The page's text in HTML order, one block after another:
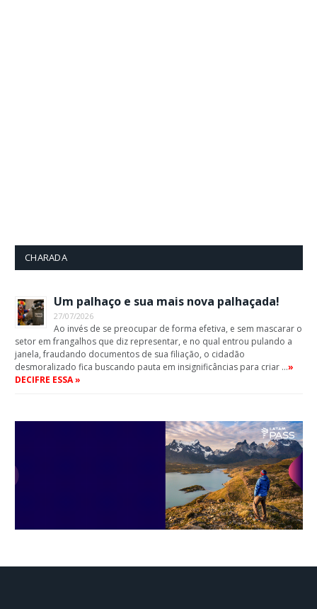
CHARADA
Um palhaço e sua mais nova palhaçada!
27/07/2026
Ao invés de se preocupar de forma efetiva, e sem mascarar o
setor em frangalhos que diz representar, e no qual entrou pulando a
janela, fraudando documentos de sua filiação, o cidadão
desmoralizado fica buscando pauta em insignificâncias para criar …»
DECIFRE ESSA »